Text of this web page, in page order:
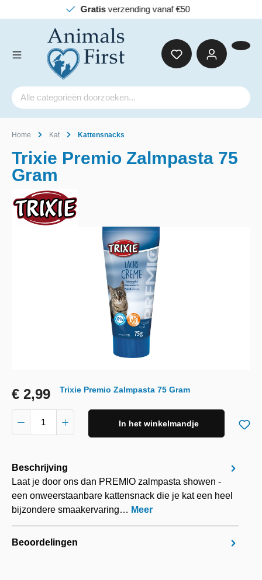
verzending vanaf €50
Home Kat Kattensnacks
Trixie Premio Zalmpasta 75
Gram
€ 2,99 Trixie Premio Zalmpasta 75 Gram
In het winkelmandje
Beschrijving
Laat je door ons dan PREMIO zalmpasta showen -
een onweerstaanbare kattensnack die je kat een heel
bijzondere smaakervaring… Meer
Beoordelingen